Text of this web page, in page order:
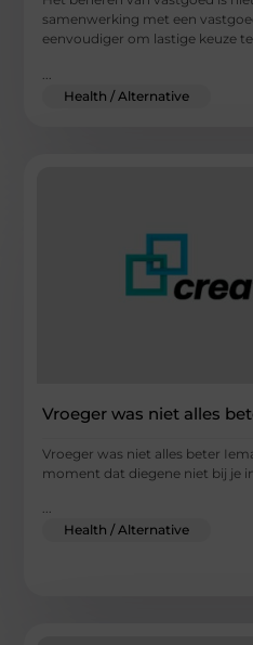
samenwerking met een
eenvoudiger om lastige keuze te
Health / Alternative
Vroeger was niet alles
Vroeger was niet alles beter
moment dat diegene niet bij je
...
Health / Alternative